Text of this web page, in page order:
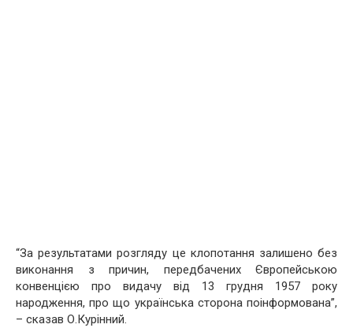
“За результатами розгляду це клопотання залишено без
виконання з причин, передбачених Європейською
конвенцією про видачу від 13 грудня 1957 року
народження, про що українська сторона поінформована”,
– сказав О.Курінний.